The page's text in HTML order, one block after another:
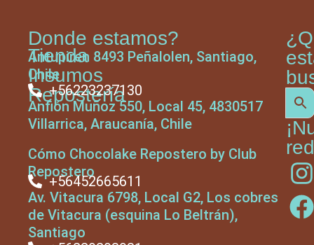
Tienda
Insumos
Repostería
Donde estamos?
Antupiren 8493 Peñalolen, Santiago,
Chile
+56223237130
Anfión Muñoz 550, Local 45, 4830517
Villarrica, Araucanía, Chile
Cómo Chocolake Repostero by Club
Repostero
+56452665611
Av. Vitacura 6798, Local G2, Los cobres
de Vitacura (esquina Lo Beltrán),
Santiago